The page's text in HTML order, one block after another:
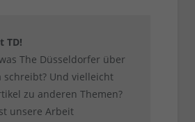
TD!
The Düsseldorfer über
schreibt? Und vielleicht
zu anderen Themen?
unsere Arbeit